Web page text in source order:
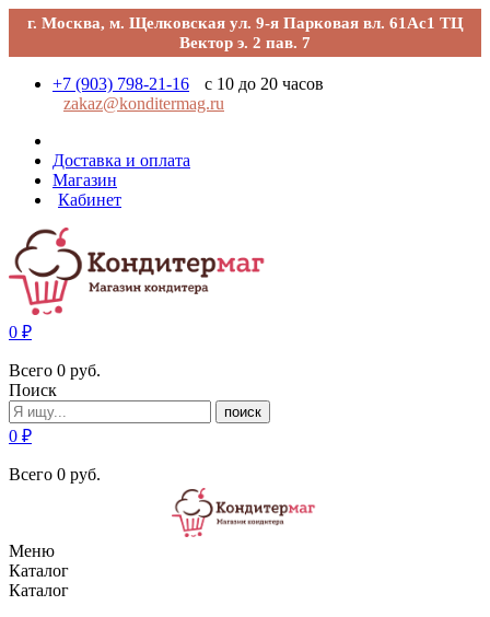
г. Москва, м. Щелковская ул. 9-я Парковая вл. 61Ас1 ТЦ
Вектор э. 2 пав. 7
+7 (903) 798-21-16
с 10 до 20 часов
zakaz@konditermag.ru
Доставка и оплата
Магазин
Кабинет
0 ₽
Всего 0 руб.
Поиск
поиск
0 ₽
Всего 0 руб.
Меню
Каталог
Каталог